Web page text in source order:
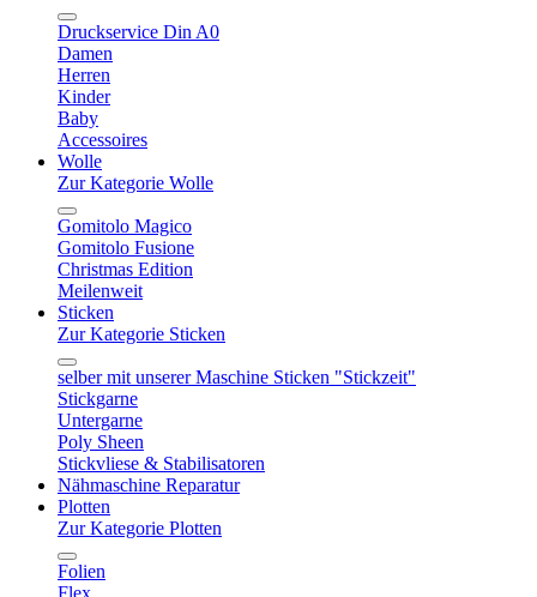
Druckservice Din A0
Damen
Herren
Kinder
Baby
Accessoires
Wolle
Zur Kategorie Wolle
Gomitolo Magico
Gomitolo Fusione
Christmas Edition
Meilenweit
Sticken
Zur Kategorie Sticken
selber mit unserer Maschine Sticken "Stickzeit"
Stickgarne
Untergarne
Poly Sheen
Stickvliese & Stabilisatoren
Nähmaschine Reparatur
Plotten
Zur Kategorie Plotten
Folien
Flex